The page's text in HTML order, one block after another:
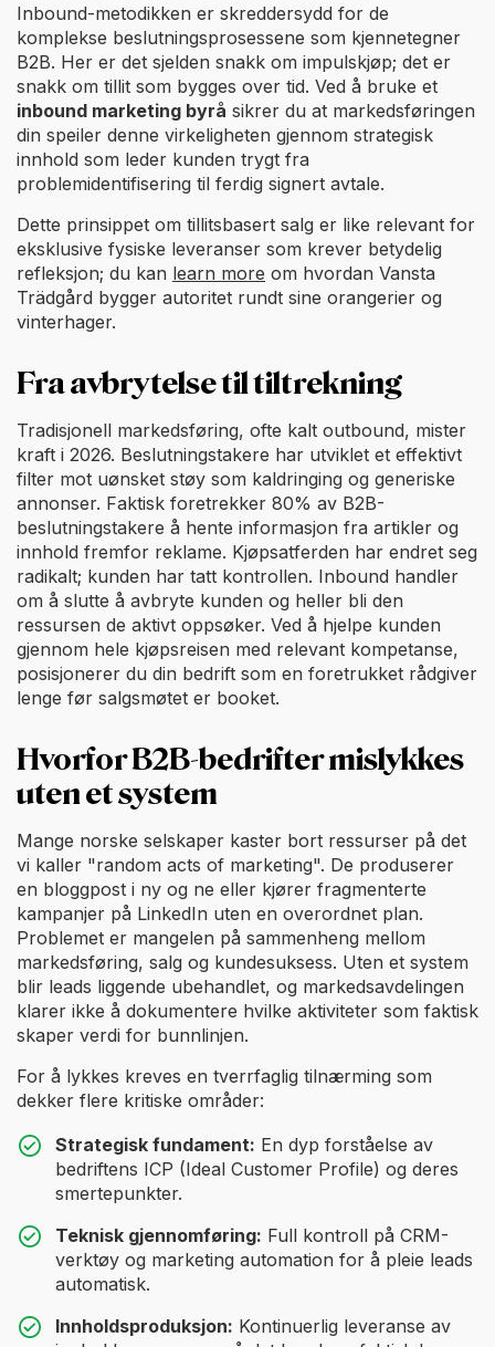
Inbound-metodikken er skreddersydd for de
komplekse beslutningsprosessene som kjennetegner
B2B. Her er det sjelden snakk om impulskjøp; det er
snakk om tillit som bygges over tid. Ved å bruke et
inbound marketing byrå sikrer du at markedsføringen
din speiler denne virkeligheten gjennom strategisk
innhold som leder kunden trygt fra
problemidentifisering til ferdig signert avtale.
Dette prinsippet om tillitsbasert salg er like relevant for
eksklusive fysiske leveranser som krever betydelig
refleksjon; du kan learn more om hvordan Vansta
Trädgård bygger autoritet rundt sine orangerier og
vinterhager.
Fra avbrytelse til tiltrekning
Tradisjonell markedsføring, ofte kalt outbound, mister
kraft i 2026. Beslutningstakere har utviklet et effektivt
filter mot uønsket støy som kaldringing og generiske
annonser. Faktisk foretrekker 80% av B2B-
beslutningstakere å hente informasjon fra artikler og
innhold fremfor reklame. Kjøpsatferden har endret seg
radikalt; kunden har tatt kontrollen. Inbound handler
om å slutte å avbryte kunden og heller bli den
ressursen de aktivt oppsøker. Ved å hjelpe kunden
gjennom hele kjøpsreisen med relevant kompetanse,
posisjonerer du din bedrift som en foretrukket rådgiver
lenge før salgsmøtet er booket.
Hvorfor B2B-bedrifter mislykkes
uten et system
Mange norske selskaper kaster bort ressurser på det
vi kaller "random acts of marketing". De produserer
en bloggpost i ny og ne eller kjører fragmenterte
kampanjer på LinkedIn uten en overordnet plan.
Problemet er mangelen på sammenheng mellom
markedsføring, salg og kundesuksess. Uten et system
blir leads liggende ubehandlet, og markedsavdelingen
klarer ikke å dokumentere hvilke aktiviteter som faktisk
skaper verdi for bunnlinjen.
For å lykkes kreves en tverrfaglig tilnærming som
dekker flere kritiske områder:
Strategisk fundament: En dyp forståelse av
bedriftens ICP (Ideal Customer Profile) og deres
smertepunkter.
Teknisk gjennomføring: Full kontroll på CRM-
verktøy og marketing automation for å pleie leads
automatisk.
Innholdsproduksjon: Kontinuerlig leveranse av